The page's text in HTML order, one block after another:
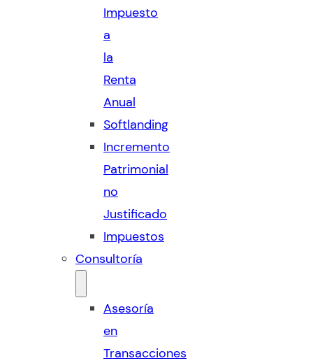
Impuesto
a
la
Renta
Anual
Softlanding
Incremento
Patrimonial
no
Justificado
Impuestos
Consultoría
Asesoría
en
Transacciones